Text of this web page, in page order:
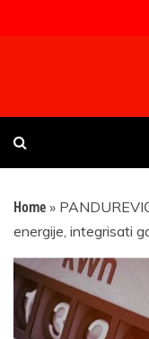
Faktor
Uvijek presudan
Home »
energije, integrisati